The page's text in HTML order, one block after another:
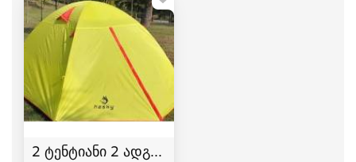
2 ტენტიანი 2 ადგილიანი HASKY karavi კარვები